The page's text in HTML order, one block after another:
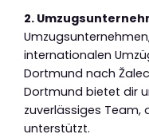
2.
internationalen
Dortmund nach
Dortmund bietet dir
zuverlässiges Team,
unterstützt.